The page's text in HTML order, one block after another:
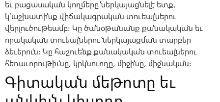
եւ բացասական կողմերը ներկայացնելէ ետք,
կ’աշխատինք վիճակագրական տուեալներու
վերլուծութեամբ: Կը ծանօթանանք քանակական եւ
որակական տուեալներու ներկայացման տարբեր
ձեւերուն: Կը հաշուենք քանակական տուեալներու
հեռաւորութիւնը, կրկնուողը, միջինը, միջնական:
Գիտական մեթոտը եւ